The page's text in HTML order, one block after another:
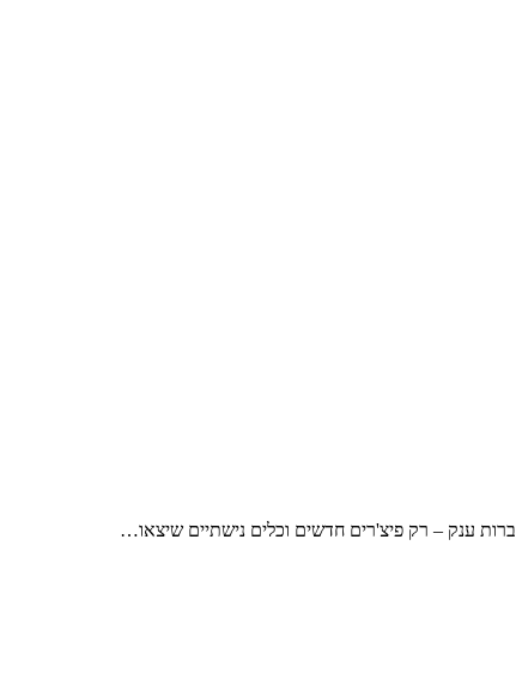
ענק – רק פיצ'רים חדשים וכלים נישתיים שיצאו…